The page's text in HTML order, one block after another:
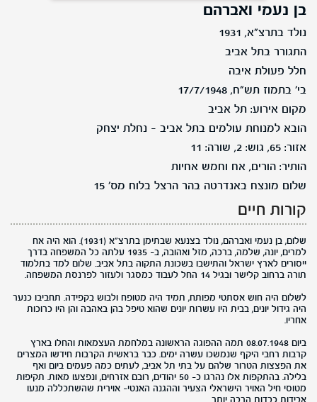
בן נעמי ואברהם
נולד בתרצ"א, 1931
התגורר בתל אביב
חלל פעולת איבה
בי' בתמוז תש"ח, 17/7/1948
מקום אירוע: תל אביב
הובא למנוחת עולמים בתל אביב - נחלת יצחק
אזור: 65, גוש: 2, שורה: 11
הותיר: הורים, אח וחמש אחיות
שלום מונצח באנדרטה בהר הרצל בלוח מס' 15
קורות חיים
שלום, בן נעמי ואברהם, נולד בצנעא שבתימן בתרצ"א (1931). הוא היה אח
למרים, יונה, שלמה, ברכה, מזל ואהובה, ב- 1935 עלתה כל המשפחה בדרך
ייסורים לארץ ישראל והתישבו בשכונת התקוה בתל אביב. שלום למד בתלמוד
תורה ברחוב קלישר ובגיל 14 החל לעבוד כמסגר ולעזור לפרנסת המשפחה.
לשלום היה חוש אסתטי מפותח, תמיד היה מטופח ולבוש בקפידה. תחביבו כנער
היה גידול יונים, בבית היו עשרות יונים שהוא טיפל בהן באהבה והן היו כרוכות
אחריו.
ביום 08.07.1948 תמה ההפוגה הראשונה במלחמת העצמאות והחלו בארץ
קרבות רחבי היקף שנמשכו עשרה ימים. כבר בראשית הקרבות חידשו המצרים
את הפצצות הטרור שלהם על בתי תל אביב, לעתים כמה פעמים ביום ואף
בלילה. בהתקפות אלו נהרגו כ- 50 יהודים, רובם אזרחים, ונפצעו מאות. תקיפות
מטוסי חיל האויר הישראלי הצעיר וההגנה האנטי- אוירית שהשתכללה מנעו
אבידות כבדות הרבה יותר.